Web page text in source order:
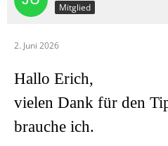
Mitglied
2. Juni 2026
Hallo Erich,
vielen Dank für den
brauche ich.